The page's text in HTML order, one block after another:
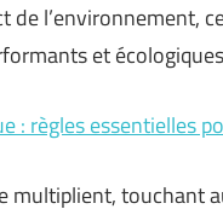
de l’environnement,
et
: règles essentielles
multiplient, touchant